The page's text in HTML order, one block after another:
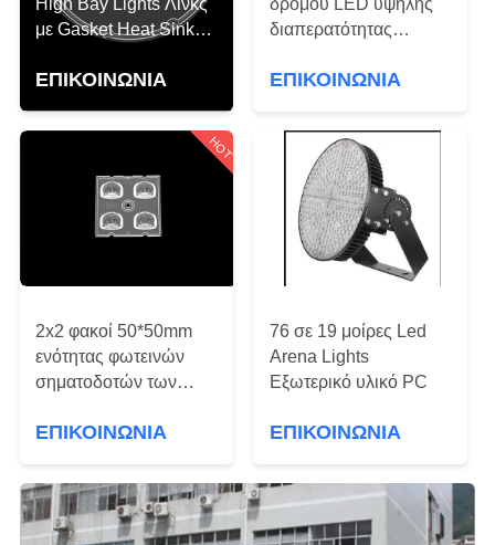
ΈΛΕΓΧΟΣ
ΠΟΙΌΤΗΤΑΣ
ΕΠΙΚΟΙΝΩΝΉΣΤΕ
ΕΙΔΉΣΕΙΣ
ΥΠΟΘΈΣΕΙΣ
ΖΗΤΉΣΤΕ
ΠΡΟΣΦΟΡΆ
με Gasket Heat Sink
92%
ΕΠΙΚΟΙΝΩΝΊΑ
δρόμου LED υψηλής
διαπερατότητας
4IN1TYPEII,ME1
SMD5050 LED Chips
ΕΠΙΚΟΙΝΩΝΊΑ
HOT
2x2 φακοί 50*50mm
ενότητας φωτεινών
σηματοδοτών των
μέγεθος για το
περιοχής
ΕΠΙΚΟΙΝΩΝΊΑ
76 σε 19 μοίρες Led
Arena Lights
Εξωτερικό υλικό PC
ΕΠΙΚΟΙΝΩΝΊΑ